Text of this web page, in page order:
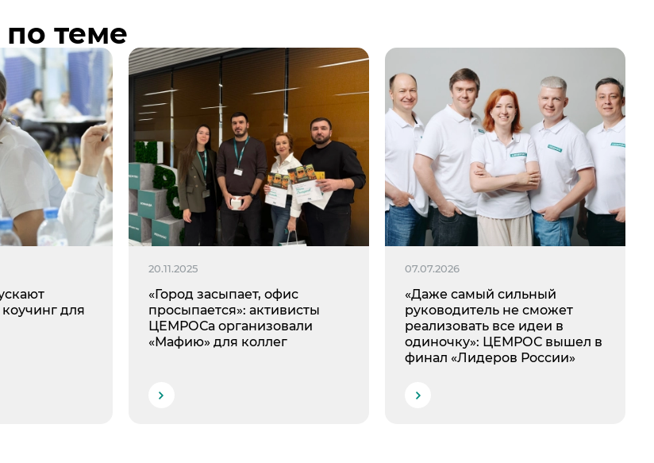
теме
для
20.11.2025
«Город засыпает, офис
просыпается»: активисты
ЦЕМРОСа организовали
«Мафию» для коллег
07.07.2026
«Даже самый сильный
руководитель не сможет
реализовать все идеи в
одиночку»: ЦЕМРОС вышел в
финал «Лидеров России»